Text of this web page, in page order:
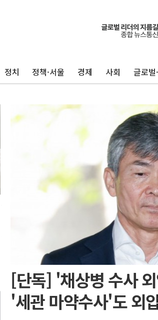
정치 정책·서울 경제 사회 글로벌
[단독] '채상병 수사
'세관 마약수사'도 외